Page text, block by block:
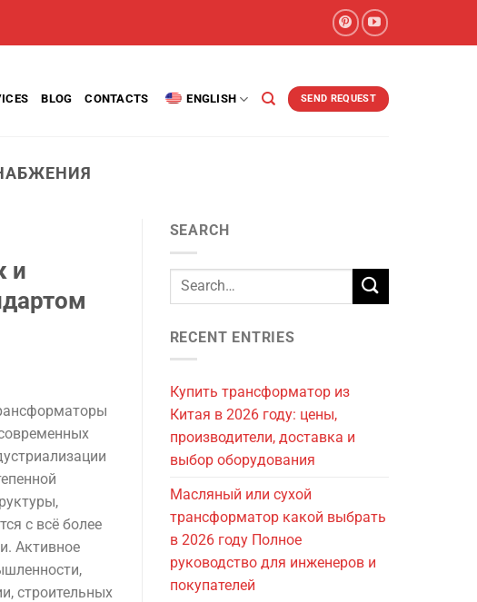
BLOG CONTACTS ENGLISH SEND REQUEST
и
с всё более
Активное
строительных
SEARCH
RECENT ENTRIES
Купить трансформатор из
Китая в 2026 году: цены,
производители, доставка и
выбор оборудования
Масляный или сухой
трансформатор какой выбрать
в 2026 году Полное
руководство для инженеров и
покупателей